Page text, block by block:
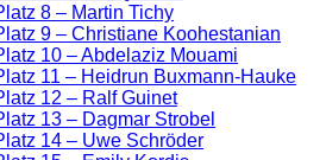
8 – Martin Tichy
9 – Christiane Koohestanian
10 – Abdelaziz Mouami
11 – Heidrun Buxmann-Hauke
12 – Ralf Guinet
13 – Dagmar Strobel
14 – Uwe Schröder